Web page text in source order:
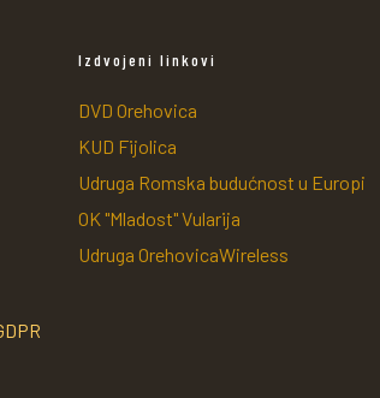
Izdvojeni linkovi
DVD Orehovica
KUD Fijolica
Udruga Romska budućnost u Europi
OK "Mladost" Vularija
Udruga OrehovicaWireless